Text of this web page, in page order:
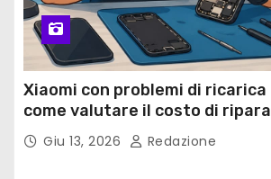
Xiaomi con problemi di ricarica
come valutare il costo di
cellulare Xiaomi
Giu 13, 2026 Redazione